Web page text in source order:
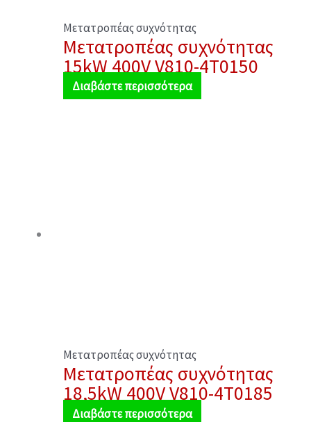
Μετατροπέας συχνότητας
Μετατροπέας συχνότητας
15kW 400V V810-4T0150
Διαβάστε περισσότερα
Μετατροπέας συχνότητας
Μετατροπέας συχνότητας
18,5kW 400V V810-4T0185
Διαβάστε περισσότερα